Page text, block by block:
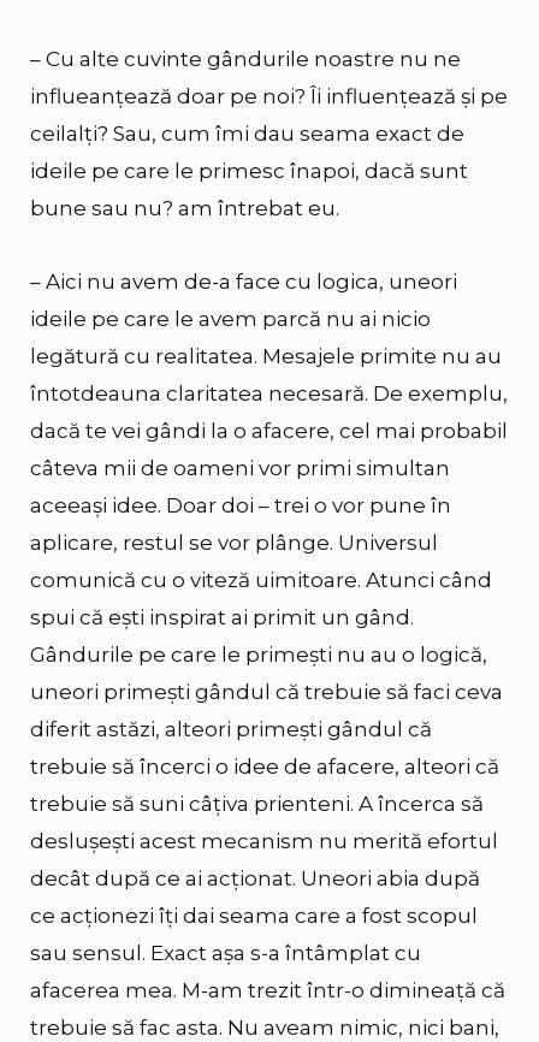
– Cu alte cuvinte gândurile noastre nu ne
influeanțează doar pe noi? Îi influențează și pe
ceilalți? Sau, cum îmi dau seama exact de
ideile pe care le primesc înapoi, dacă sunt
bune sau nu? am întrebat eu.
– Aici nu avem de-a face cu logica, uneori
ideile pe care le avem parcă nu ai nicio
legătură cu realitatea. Mesajele primite nu au
întotdeauna claritatea necesară. De exemplu,
dacă te vei gândi la o afacere, cel mai probabil
câteva mii de oameni vor primi simultan
aceeași idee. Doar doi – trei o vor pune în
aplicare, restul se vor plânge. Universul
comunică cu o viteză uimitoare. Atunci când
spui că ești inspirat ai primit un gând.
Gândurile pe care le primești nu au o logică,
uneori primești gândul că trebuie să faci ceva
diferit astăzi, alteori primești gândul că
trebuie să încerci o idee de afacere, alteori că
trebuie să suni câțiva prienteni. A încerca să
deslușești acest mecanism nu merită efortul
decât după ce ai acționat. Uneori abia după
ce acționezi îți dai seama care a fost scopul
sau sensul. Exact așa s-a întâmplat cu
afacerea mea. M-am trezit într-o dimineață că
trebuie să fac asta. Nu aveam nimic, nici bani,